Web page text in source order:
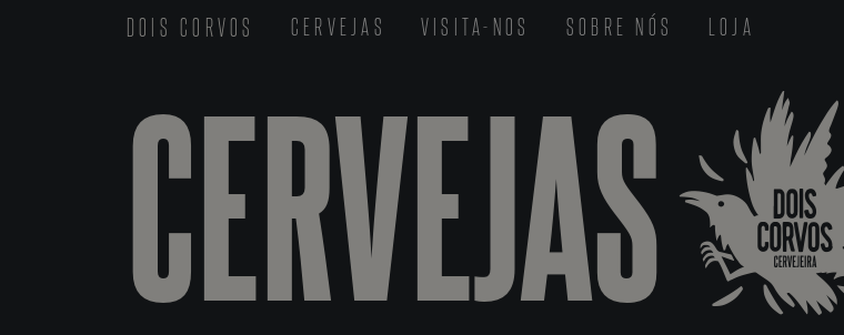
DOIS CORVOS CERVEJAS VISITA-NOS SOBRE NÓS LOJA
CERVEJAS